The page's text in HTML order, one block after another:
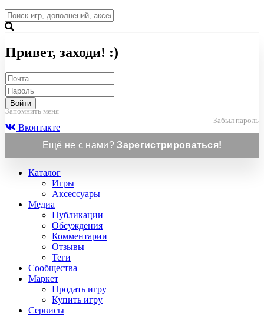
Привет, заходи! :)
Войти
Запомнить меня
Забыл пароль
Вконтакте
Ещё не с нами?Зарегистрироваться!
Каталог
Игры
Аксессуары
Медиа
Публикации
Обсуждения
Комментарии
Отзывы
Теги
Сообщества
Маркет
Продать игру
Купить игру
Сервисы